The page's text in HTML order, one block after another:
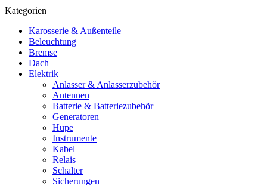
Kategorien
Karosserie & Außenteile
Beleuchtung
Bremse
Dach
Elektrik
Anlasser & Anlasserzubehör
Antennen
Batterie & Batteriezubehör
Generatoren
Hupe
Instrumente
Kabel
Relais
Schalter
Sicherungen